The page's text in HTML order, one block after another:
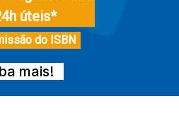
do ISBN
mais!
úteis*